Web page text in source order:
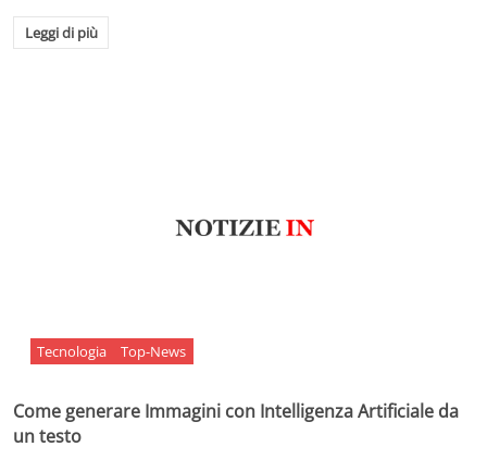
Leggi di più
Tecnologia Top-News
Come generare Immagini con Intelligenza Artificiale da
un testo